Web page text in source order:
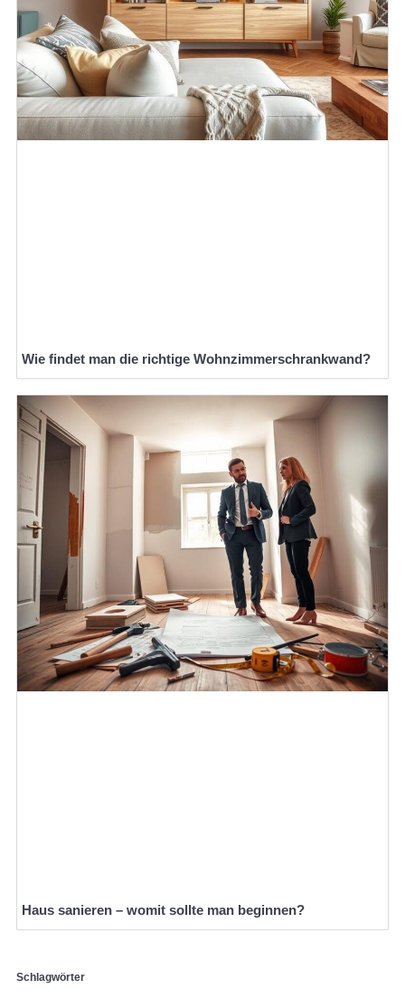
Wie findet man die richtige Wohnzimmerschrankwand?
Haus sanieren – womit sollte man beginnen?
Schlagwörter